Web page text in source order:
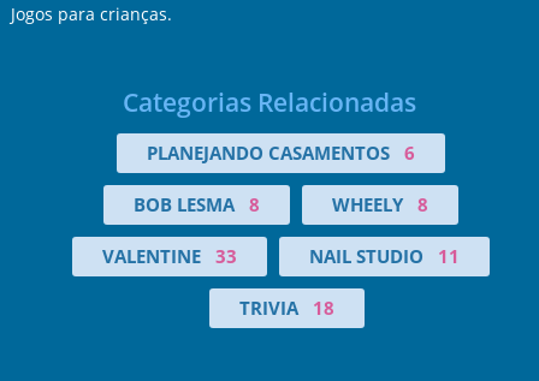
Jogos para crianças.
Categorias Relacionadas
PLANEJANDO CASAMENTOS 6
BOB LESMA 8 WHEELY 8
VALENTINE 33 NAIL STUDIO 11
TRIVIA 18